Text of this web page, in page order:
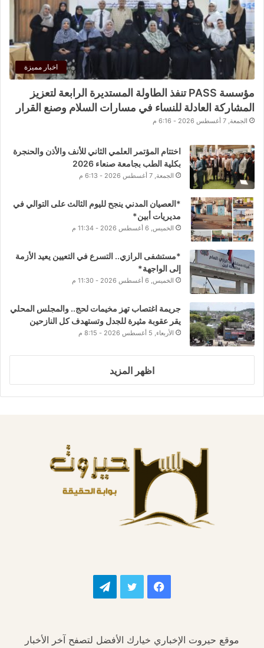
اخبار مميزة
مؤسسة PASS تنفذ الطاولة المستديرة الرابعة لتعزيز
المشاركة العادلة للنساء في مسارات السلام وصنع القرار
الجمعة, 7 أغسطس 2026 - 6:16 م
اختتام المؤتمر العلمي الثاني للأنف والأذن والحنجرة
بكلية الطب بجامعة صنعاء 2026
الجمعة, 7 أغسطس 2026 - 6:13 م
*العصيان المدني ينجح لليوم الثالث على التوالي في
مديريات أبين*
الخميس, 6 أغسطس 2026 - 11:34 م
*مستشفى الرازي.. التسرع في التعيين يعيد الأزمة
إلى الواجهة*
الخميس, 6 أغسطس 2026 - 11:30 م
جريمة اغتصاب تهز مخيمات لحج.. والمجلس المحلي
يقر عقوبة مثيرة للجدل وتستهدف كل النازحين
الأربعاء, 5 أغسطس 2026 - 8:15 م
اظهر المزيد
فيسبوك تويتر تيلقرام
موقع حيروت الإخباري خيارك الأفضل لتصفح آخر الأخبار